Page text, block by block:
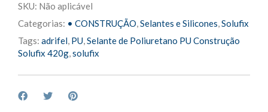
SKU: Não aplicável
Categorias: • CONSTRUÇÃO,Selantes e Silicones,Solufix
Tags: adrifel, PU,Selante de Poliuretano PU Construção
Solufix 420g,solufix